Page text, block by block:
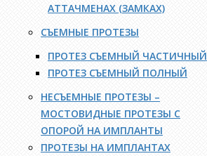
АТТАЧМЕНАХ (ЗАМКАХ)
СЪЕМНЫЕ ПРОТЕЗЫ
ПРОТЕЗ СЪЕМНЫЙ ЧАСТИЧНЫЙ
ПРОТЕЗ СЪЕМНЫЙ ПОЛНЫЙ
НЕСЪЕМНЫЕ ПРОТЕЗЫ –
МОСТОВИДНЫЕ ПРОТЕЗЫ С
ОПОРОЙ НА ИМПЛАНТЫ
ПРОТЕЗЫ НА ИМПЛАНТАХ